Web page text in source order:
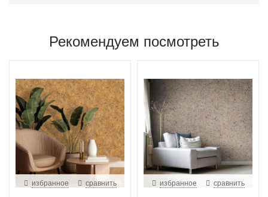
Рекомендуем посмотреть
избранное сравнить избранное сравнить